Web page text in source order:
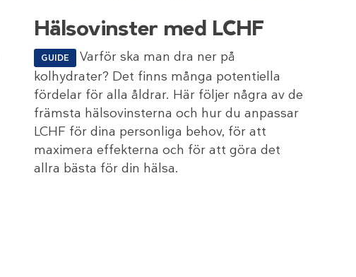
Hälsovinster med LCHF
GUIDE
Varför ska man dra ner på
kolhydrater? Det finns många potentiella
fördelar för alla åldrar. Här följer några av de
främsta hälsovinsterna och hur du anpassar
LCHF för dina personliga behov, för att
maximera effekterna och för att göra det
allra bästa för din hälsa.